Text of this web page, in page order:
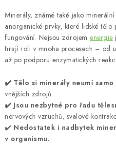
Minerály, známé také jako
anorganické prvky, které lidské tělo
fungování. Nejsou zdrojem energie
hrají roli v mnoha procesech – od
až po podporu enzymatických
✔️ Tělo si minerály neumí
vnějších zdrojů.
✔️ Jsou nezbytné pro řadu
nervových vzruchů, svalové
✔️ Nedostatek i nadbytek
v organismu.